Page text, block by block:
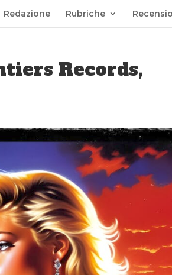
Redazione Rubriche
Records,